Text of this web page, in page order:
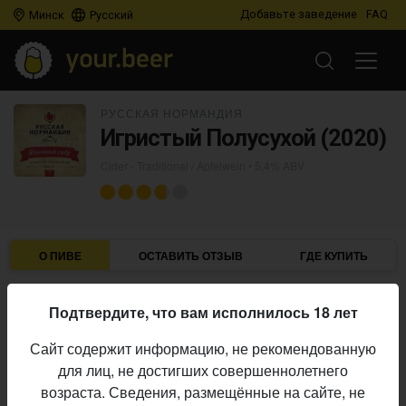
Минск Русский Добавьте заведение FAQ
Игристый Полусухой (2020)
О ПИВЕ ОСТАВИТЬ ОТЗЫВ ГДЕ КУПИТЬ
Пивоварня:
Алкоголь:
5,4%
Начало
выпуска:
01.06.2021
Подтвердите, что вам исполнилось 18 лет
Сайт содержит информацию, не рекомендованную
для лиц, не достигших совершеннолетнего
возраста. Сведения, размещённые на сайте, не